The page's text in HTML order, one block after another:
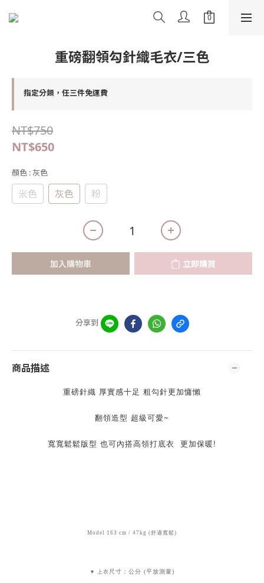
重磅翻領勾針織毛衣/三色
指定分類，任三件免運費
NT$750
NT$650
顏色 : 灰色
米色 灰色 粉
加入購物車 立即購買
分享到
商品描述
重磅針織 厚實感十足 粗勾針更加慵懶
翻領造型 超級可愛~
寬寬鬆鬆版型 也可內搭高領打底衣  更加保暖!
Model 163 cm / 47kg (舒適寬鬆)
▼ 上衣 尺寸：公分 (平放測量)